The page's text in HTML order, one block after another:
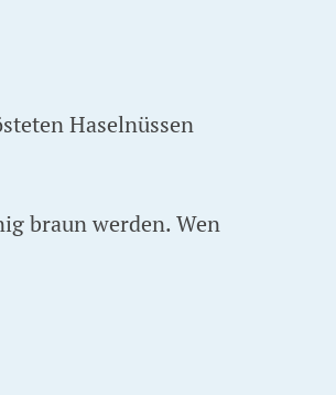
Haselnüssen
braun werden. Wen